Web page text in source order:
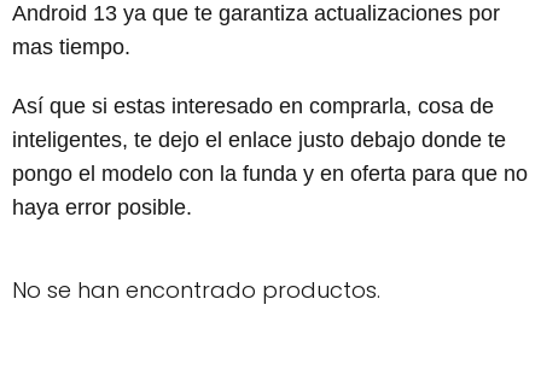
Android 13 ya que te garantiza actualizaciones por
mas tiempo.
Así que si estas interesado en comprarla, cosa de
inteligentes, te dejo el enlace justo debajo donde te
pongo el modelo con la funda y en oferta para que no
haya error posible.
No se han encontrado productos.